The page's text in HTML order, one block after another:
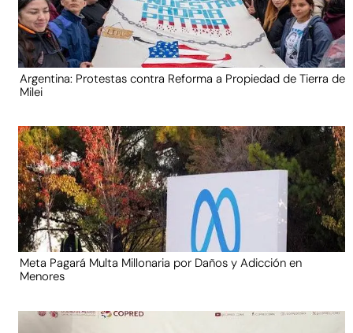
Argentina: Protestas contra Reforma a Propiedad de Tierra de
Milei
Meta Pagará Multa Millonaria por Daños y Adicción en
Menores